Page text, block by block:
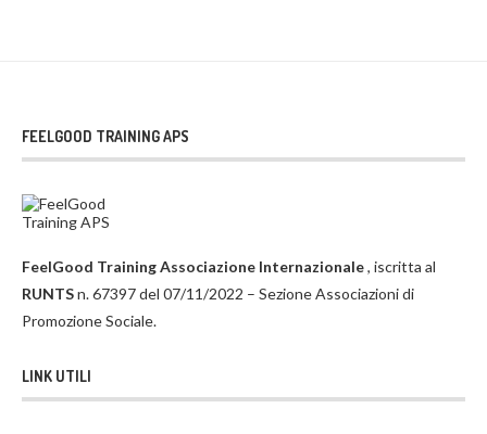
FEELGOOD TRAINING APS
FeelGood Training Associazione Internazionale, iscritta al
RUNTSn. 67397 del 07/11/2022 – Sezione Associazioni di
Promozione Sociale.
LINK UTILI